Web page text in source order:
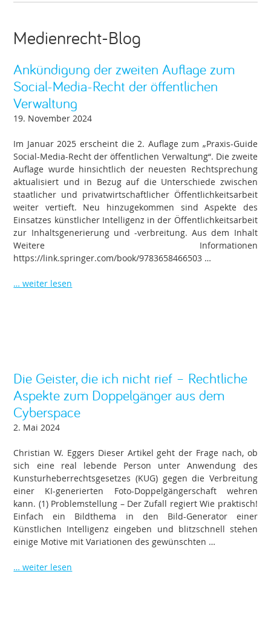
Medienrecht-Blog
Ankündigung der zweiten Auflage zum
Social-Media-Recht der öffentlichen
Verwaltung
19. November 2024
Im Januar 2025 erscheint die 2. Auflage zum „Praxis-Guide
Social-Media-Recht der öffentlichen Verwaltung“. Die zweite
Auflage wurde hinsichtlich der neuesten Rechtsprechung
aktualisiert und in Bezug auf die Unterschiede zwischen
staatlicher und privatwirtschaftlicher Öffentlichkeitsarbeit
weiter vertieft. Neu hinzugekommen sind Aspekte des
Einsatzes künstlicher Intelligenz in der Öffentlichkeitsarbeit
zur Inhaltsgenerierung und -verbreitung. Aus dem Inhalt
Weitere Informationen
https://link.springer.com/book/9783658466503 …
… weiter lesen
Die Geister, die ich nicht rief – Rechtliche
Aspekte zum Doppelgänger aus dem
Cyberspace
2. Mai 2024
Christian W. Eggers Dieser Artikel geht der Frage nach, ob
sich eine real lebende Person unter Anwendung des
Kunsturheberrechtsgesetzes (KUG) gegen die Verbreitung
einer KI-generierten Foto-Doppelgängerschaft wehren
kann. (1) Problemstellung – Der Zufall regiert Wie praktisch!
Einfach ein Bildthema in den Bild-Generator einer
Künstlichen Intelligenz eingeben und blitzschnell stehen
einige Motive mit Variationen des gewünschten …
… weiter lesen